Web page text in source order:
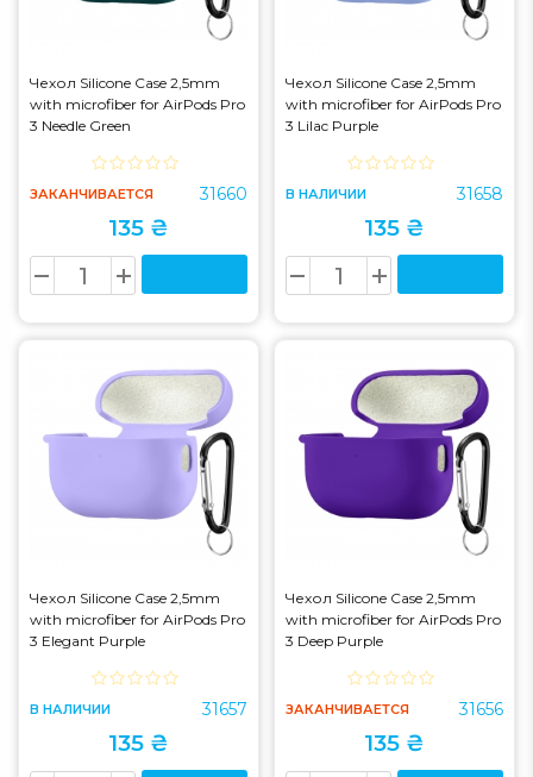
Чехол Silicone Case 2,5mm
with microfiber for AirPods Pro
3 Needle Green
ЗАКАНЧИВАЕТСЯ 31660
135 ₴
Чехол Silicone Case 2,5mm
with microfiber for AirPods Pro
3 Lilac Purple
В НАЛИЧИИ 31658
135 ₴
Чехол Silicone Case 2,5mm
with microfiber for AirPods Pro
3 Elegant Purple
В НАЛИЧИИ 31657
135 ₴
Чехол Silicone Case 2,5mm
with microfiber for AirPods Pro
3 Deep Purple
ЗАКАНЧИВАЕТСЯ 31656
135 ₴